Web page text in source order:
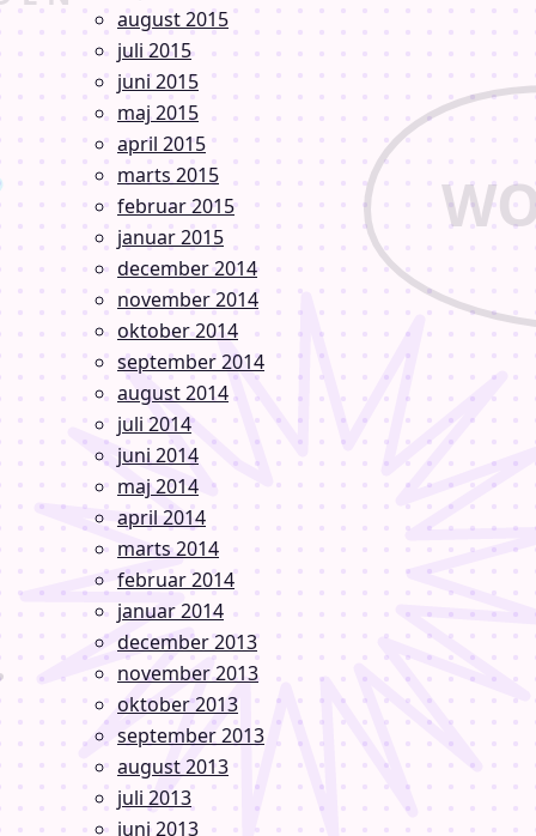
august 2015
juli 2015
juni 2015
maj 2015
april 2015
marts 2015
februar 2015
januar 2015
december 2014
november 2014
oktober 2014
september 2014
august 2014
juli 2014
juni 2014
maj 2014
april 2014
marts 2014
februar 2014
januar 2014
december 2013
november 2013
oktober 2013
september 2013
august 2013
juli 2013
juni 2013